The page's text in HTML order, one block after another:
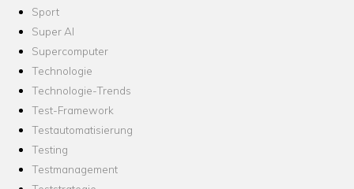
Sport
Super AI
Supercomputer
Technologie
Technologie-Trends
Test-Framework
Testautomatisierung
Testing
Testmanagement